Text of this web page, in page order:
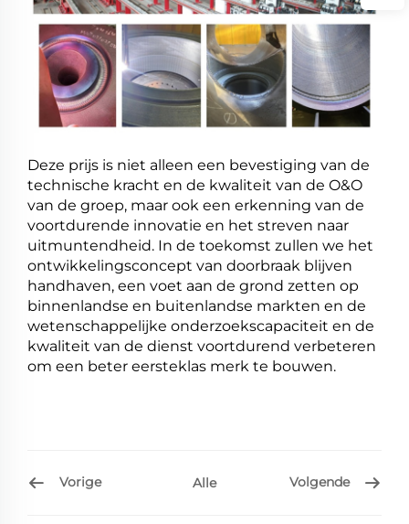
Deze prijs is niet alleen een bevestiging van de
technische kracht en de kwaliteit van de O&O
van de groep, maar ook een erkenning van de
voortdurende innovatie en het streven naar
uitmuntendheid. In de toekomst zullen we het
ontwikkelingsconcept van doorbraak blijven
handhaven, een voet aan de grond zetten op
binnenlandse en buitenlandse markten en de
wetenschappelijke onderzoekscapaciteit en de
kwaliteit van de dienst voortdurend verbeteren
om een beter eersteklas merk te bouwen.
Vorige Alle Volgende